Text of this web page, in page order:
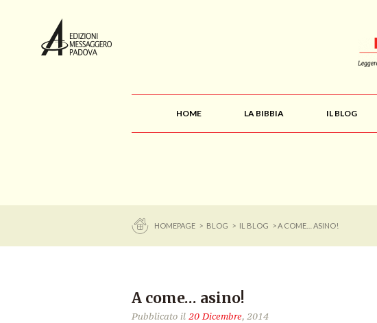
HOME LA BIBBIA IL BLOG
HOMEPAGE > BLOG > IL BLOG > A COME… ASINO!
A come… asino!
Pubblicato il 20 Dicembre, 2014